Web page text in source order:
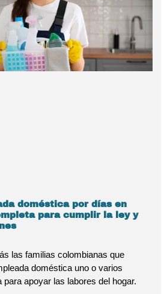
doméstica por días en
para cumplir la ley y
las familias colombianas que
doméstica uno o varios
apoyar las labores del hogar.